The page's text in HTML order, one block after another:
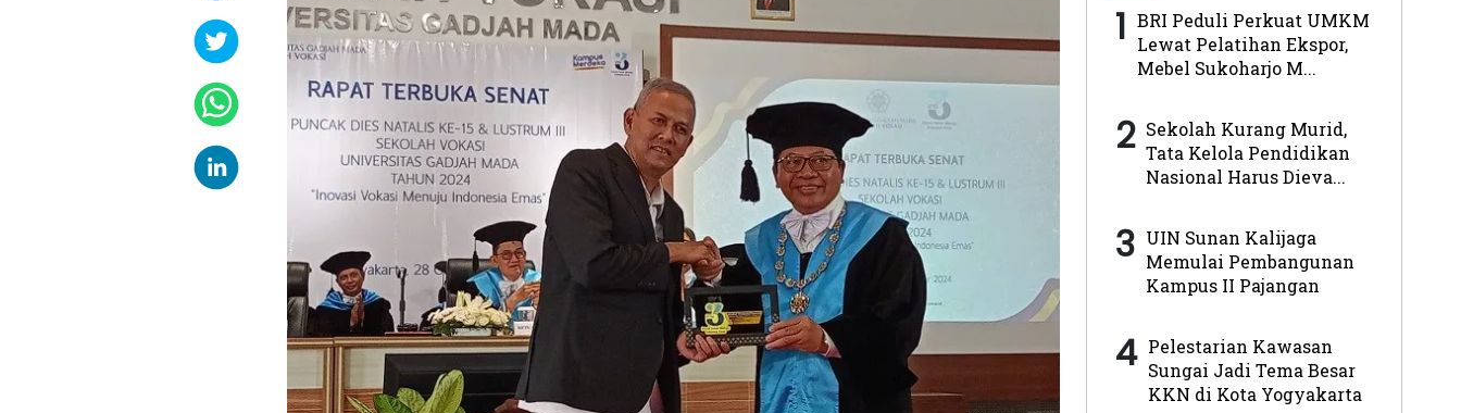
Ikuti Kami di:
1 BRI Peduli Perkuat UMKM
Lewat Pelatihan Ekspor,
Mebel Sukoharjo M...
2 Sekolah Kurang Murid,
Tata Kelola Pendidikan
Nasional Harus Dieva...
3 UIN Sunan Kalijaga
Memulai Pembangunan
Kampus II Pajangan
4 Pelestarian Kawasan
Sungai Jadi Tema Besar
KKN di Kota Yogyakarta